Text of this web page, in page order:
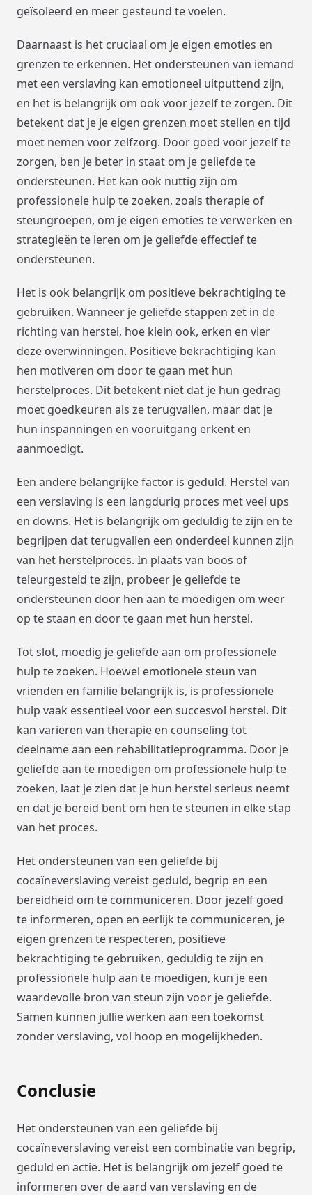
geïsoleerd en meer gesteund te voelen.
Daarnaast is het cruciaal om je eigen emoties en
grenzen te erkennen. Het ondersteunen van iemand
met een verslaving kan emotioneel uitputtend zijn,
en het is belangrijk om ook voor jezelf te zorgen. Dit
betekent dat je je eigen grenzen moet stellen en tijd
moet nemen voor zelfzorg. Door goed voor jezelf te
zorgen, ben je beter in staat om je geliefde te
ondersteunen. Het kan ook nuttig zijn om
professionele hulp te zoeken, zoals therapie of
steungroepen, om je eigen emoties te verwerken en
strategieën te leren om je geliefde effectief te
ondersteunen.
Het is ook belangrijk om positieve bekrachtiging te
gebruiken. Wanneer je geliefde stappen zet in de
richting van herstel, hoe klein ook, erken en vier
deze overwinningen. Positieve bekrachtiging kan
hen motiveren om door te gaan met hun
herstelproces. Dit betekent niet dat je hun gedrag
moet goedkeuren als ze terugvallen, maar dat je
hun inspanningen en vooruitgang erkent en
aanmoedigt.
Een andere belangrijke factor is geduld. Herstel van
een verslaving is een langdurig proces met veel ups
en downs. Het is belangrijk om geduldig te zijn en te
begrijpen dat terugvallen een onderdeel kunnen zijn
van het herstelproces. In plaats van boos of
teleurgesteld te zijn, probeer je geliefde te
ondersteunen door hen aan te moedigen om weer
op te staan en door te gaan met hun herstel.
Tot slot, moedig je geliefde aan om professionele
hulp te zoeken. Hoewel emotionele steun van
vrienden en familie belangrijk is, is professionele
hulp vaak essentieel voor een succesvol herstel. Dit
kan variëren van therapie en counseling tot
deelname aan een rehabilitatieprogramma. Door je
geliefde aan te moedigen om professionele hulp te
zoeken, laat je zien dat je hun herstel serieus neemt
en dat je bereid bent om hen te steunen in elke stap
van het proces.
Het ondersteunen van een geliefde bij
cocaïneverslaving vereist geduld, begrip en een
bereidheid om te communiceren. Door jezelf goed
te informeren, open en eerlijk te communiceren, je
eigen grenzen te respecteren, positieve
bekrachtiging te gebruiken, geduldig te zijn en
professionele hulp aan te moedigen, kun je een
waardevolle bron van steun zijn voor je geliefde.
Samen kunnen jullie werken aan een toekomst
zonder verslaving, vol hoop en mogelijkheden.
Conclusie
Het ondersteunen van een geliefde bij
cocaïneverslaving vereist een combinatie van begrip,
geduld en actie. Het is belangrijk om jezelf goed te
informeren over de aard van verslaving en de